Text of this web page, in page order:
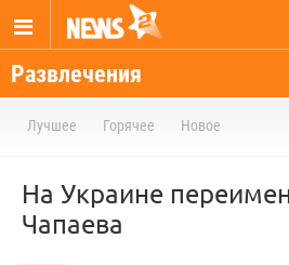
Развлечения
Лучшее Горячее Новое
На Украине
Чапаева